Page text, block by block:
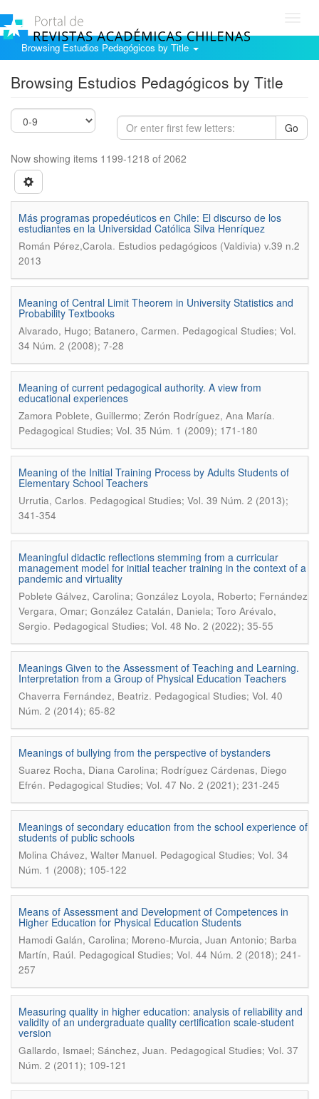
Browsing Estudios Pedagógicos by Title
Browsing Estudios Pedagógicos by Title
Go
Now showing items 1199-1218 of 2062
Más programas propedéuticos en Chile: El discurso de los
estudiantes en la Universidad Católica Silva Henríquez
Román Pérez,Carola. Estudios pedagógicos (Valdivia) v.39 n.2
2013
Meaning of Central Limit Theorem in University Statistics and
Probability Textbooks
Alvarado, Hugo; Batanero, Carmen. Pedagogical Studies; Vol.
34 Núm. 2 (2008); 7-28
Meaning of current pedagogical authority. A view from
educational experiences
Zamora Poblete, Guillermo; Zerón Rodríguez, Ana María.
Pedagogical Studies; Vol. 35 Núm. 1 (2009); 171-180
Meaning of the Initial Training Process by Adults Students of
Elementary School Teachers
Urrutia, Carlos. Pedagogical Studies; Vol. 39 Núm. 2 (2013);
341-354
Meaningful didactic reflections stemming from a curricular
management model for initial teacher training in the context of a
pandemic and virtuality
Poblete Gálvez, Carolina; González Loyola, Roberto; Fernández
Vergara, Omar; González Catalán, Daniela; Toro Arévalo,
Sergio. Pedagogical Studies; Vol. 48 No. 2 (2022); 35-55
Meanings Given to the Assessment of Teaching and Learning.
Interpretation from a Group of Physical Education Teachers
Chaverra Fernández, Beatriz. Pedagogical Studies; Vol. 40
Núm. 2 (2014); 65-82
Meanings of bullying from the perspective of bystanders
Suarez Rocha, Diana Carolina; Rodríguez Cárdenas, Diego
Efrén. Pedagogical Studies; Vol. 47 No. 2 (2021); 231-245
Meanings of secondary education from the school experience of
students of public schools
Molina Chávez, Walter Manuel. Pedagogical Studies; Vol. 34
Núm. 1 (2008); 105-122
Means of Assessment and Development of Competences in
Higher Education for Physical Education Students
Hamodi Galán, Carolina; Moreno-Murcia, Juan Antonio; Barba
Martín, Raúl. Pedagogical Studies; Vol. 44 Núm. 2 (2018); 241-
257
Measuring quality in higher education: analysis of reliability and
validity of an undergraduate quality certification scale-student
version
Gallardo, Ismael; Sánchez, Juan. Pedagogical Studies; Vol. 37
Núm. 2 (2011); 109-121